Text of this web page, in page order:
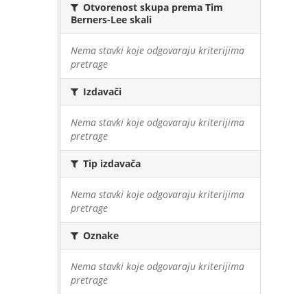
Otvorenost skupa prema Tim
Berners-Lee skali
Nema stavki koje odgovaraju kriterijima
pretrage
Izdavači
Nema stavki koje odgovaraju kriterijima
pretrage
Tip izdavača
Nema stavki koje odgovaraju kriterijima
pretrage
Oznake
Nema stavki koje odgovaraju kriterijima
pretrage